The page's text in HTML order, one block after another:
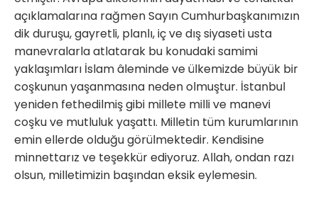
açıklamalarına rağmen Sayın Cumhurbaşkanımızın
dik duruşu, gayretli, planlı, iç ve dış siyaseti usta
manevralarla atlatarak bu konudaki samimi
yaklaşımları İslam âleminde ve ülkemizde büyük bir
coşkunun yaşanmasına neden olmuştur. İstanbul
yeniden fethedilmiş gibi millete milli ve manevi
coşku ve mutluluk yaşattı. Milletin tüm kurumlarının
emin ellerde olduğu görülmektedir. Kendisine
minnettarız ve teşekkür ediyoruz. Allah, ondan razı
olsun, milletimizin başından eksik eylemesin.